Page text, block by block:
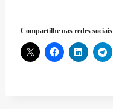
Compartilhe nas redes sociais